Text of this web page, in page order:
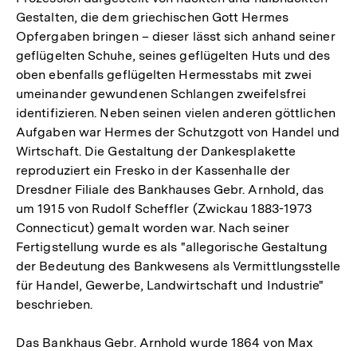
Gestalten, die dem griechischen Gott Hermes
Opfergaben bringen – dieser lässt sich anhand seiner
geflügelten Schuhe, seines geflügelten Huts und des
oben ebenfalls geflügelten Hermesstabs mit zwei
umeinander gewundenen Schlangen zweifelsfrei
identifizieren. Neben seinen vielen anderen göttlichen
Aufgaben war Hermes der Schutzgott von Handel und
Wirtschaft. Die Gestaltung der Dankesplakette
reproduziert ein Fresko in der Kassenhalle der
Dresdner Filiale des Bankhauses Gebr. Arnhold, das
um 1915 von Rudolf Scheffler (Zwickau 1883-1973
Connecticut) gemalt worden war. Nach seiner
Fertigstellung wurde es als "allegorische Gestaltung
der Bedeutung des Bankwesens als Vermittlungsstelle
für Handel, Gewerbe, Landwirtschaft und Industrie"
beschrieben.
Das Bankhaus Gebr. Arnhold wurde 1864 von Max